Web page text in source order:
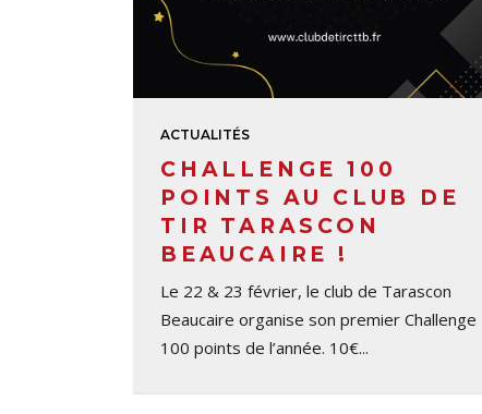
ACTUALITÉS
CHALLENGE 100
POINTS AU CLUB DE
TIR TARASCON
BEAUCAIRE !
Le 22 & 23 février, le club de Tarascon
Beaucaire organise son premier Challenge
100 points de l’année. 10€...